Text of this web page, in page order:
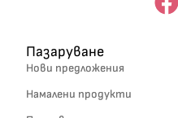
Пазаруване
Нови предложения
Намалени продукти